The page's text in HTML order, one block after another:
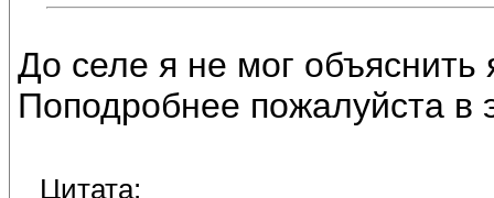
До селе я не мог
Поподробнее пожалуйста в
Цитата: